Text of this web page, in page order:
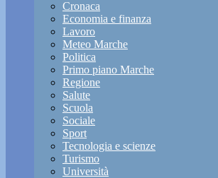
Cronaca
Economia e finanza
Lavoro
Meteo Marche
Politica
Primo piano Marche
Regione
Salute
Scuola
Sociale
Sport
Tecnologia e scienze
Turismo
Università